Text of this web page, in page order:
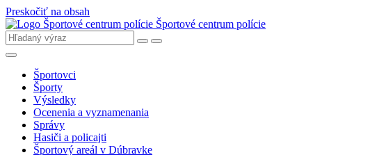
Preskočiť na obsah
Športové centrum polície
Športovci
Športy
Výsledky
Ocenenia a vyznamenania
Správy
Hasiči a policajti
Športový areál v Dúbravke